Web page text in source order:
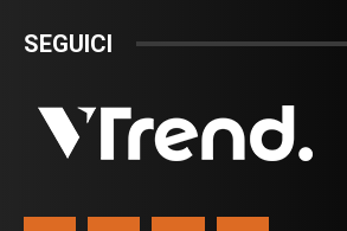
SEGUICI